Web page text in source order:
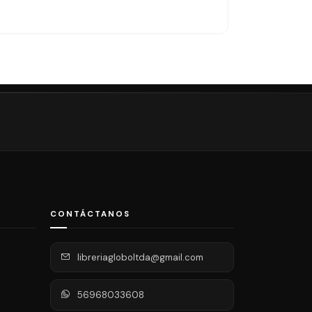
CONTÁCTANOS
libreriagloboltda@gmail.com
56968033608